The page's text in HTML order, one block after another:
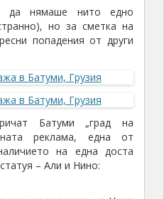
нямаше нито едно
но за сметка на
попадения от други
Батуми „град на
реклама, една от
на една доста
– Али и Нино: